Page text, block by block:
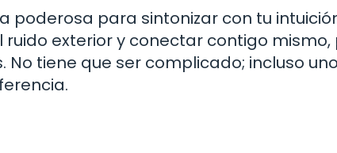
para sintonizar con tu
exterior y conectar contigo mismo,
tiene que ser complicado; incluso